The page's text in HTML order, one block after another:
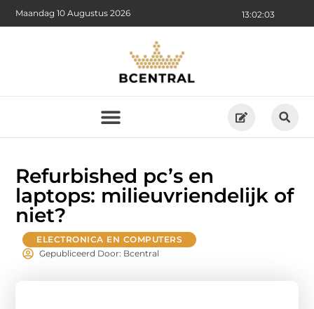
13:02:04
Maandag 10 Augustus 2026
Refurbished pc’s en
laptops: milieuvriendelijk of
niet?
ELECTRONICA EN COMPUTERS
Gepubliceerd Door: Bcentral